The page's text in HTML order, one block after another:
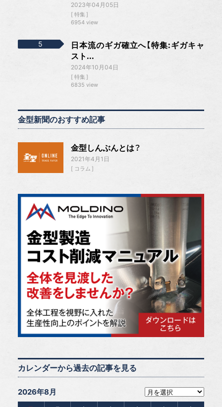
2023年04月05日
特集
6954 view
日本流のギガ確立へ【特集:ギガキャ
スト...
2024年10月04日
特集
6835 view
金型新聞のおすすめ記事
金型しんぶんとは？
2021年4月1日
コラム
カレンダーから過去の記事を見る
2026年8月